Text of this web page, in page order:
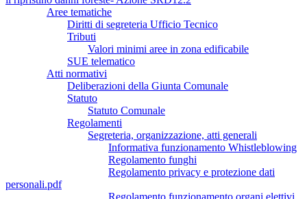
Aree tematiche
Diritti di segreteria Ufficio Tecnico
Tributi
Valori minimi aree in zona edificabile
SUE telematico
Atti normativi
Deliberazioni della Giunta Comunale
Statuto
Statuto Comunale
Regolamenti
Segreteria, organizzazione, atti generali
Informativa funzionamento Whistleblowing
Regolamento funghi
Regolamento privacy e protezione dati
personali.pdf
Regolamento funzionamento organi elettivi